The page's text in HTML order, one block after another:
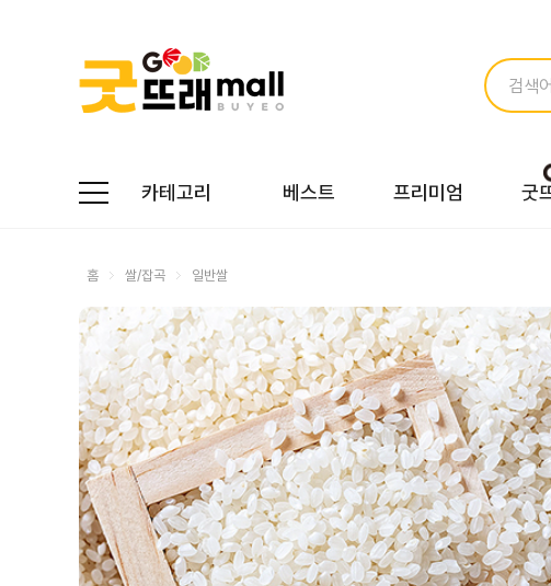
카테고리 베스트 프리미엄 굿
홈 쌀/잡곡 일반쌀